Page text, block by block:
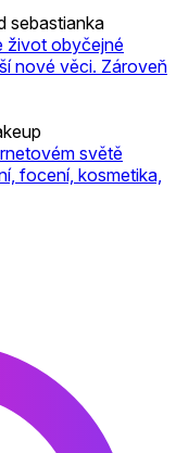
sebastianka
život obyčejné
nové věci. Zároveň
světě
focení, kosmetika,